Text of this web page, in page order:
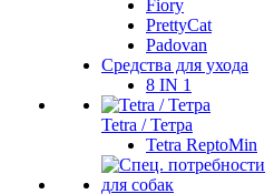
Fiory
PrettyCat
Padovan
Средства для ухода
8 IN 1
Tetra / Тетра
Tetra ReptoMin